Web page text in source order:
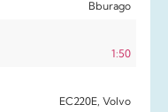
Bburago
1:50
EC220E, Volvo